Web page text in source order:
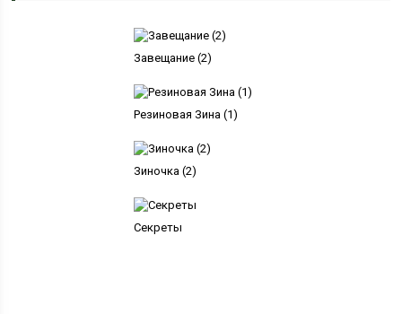
Завещание (2)
Резиновая Зина (1)
Зиночка (2)
Секреты